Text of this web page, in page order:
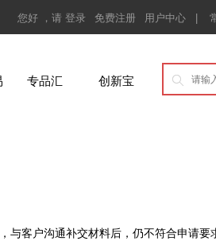
您好 ，请 登录 免费注册 用户中心
专品汇 创新宝 
与客户沟通补交材料后，仍不符合申请